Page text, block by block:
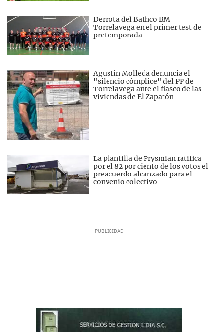
Derrota del Bathco BM
Torrelavega en el primer test de
pretemporada
Agustín Molleda denuncia el
"silencio cómplice" del PP de
Torrelavega ante el fiasco de las
viviendas de El Zapatón
La plantilla de Prysmian ratifica
por el 82 por ciento de los votos el
preacuerdo alcanzado para el
convenio colectivo